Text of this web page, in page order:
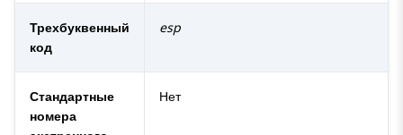
Трехбуквенный
код
esp
Стандартные
номера
Нет